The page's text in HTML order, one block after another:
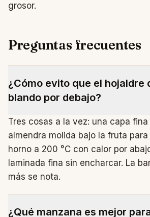
grosor.
Preguntas frecuentes
¿Cómo evito que el hojaldre
blando por debajo?
Tres cosas a la vez: una capa
almendra molida bajo la fruta
horno a 200 °C con calor por
laminada fina sin encharcar. La
más se nota.
¿Qué manzana es mejor